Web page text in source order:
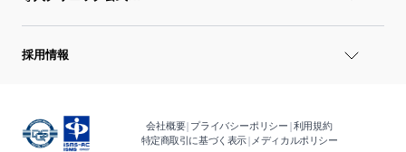
採用情報
会社概要| プライバシーポリシー |利用規約
特定商取引に基づく表示| メディカルポリシー